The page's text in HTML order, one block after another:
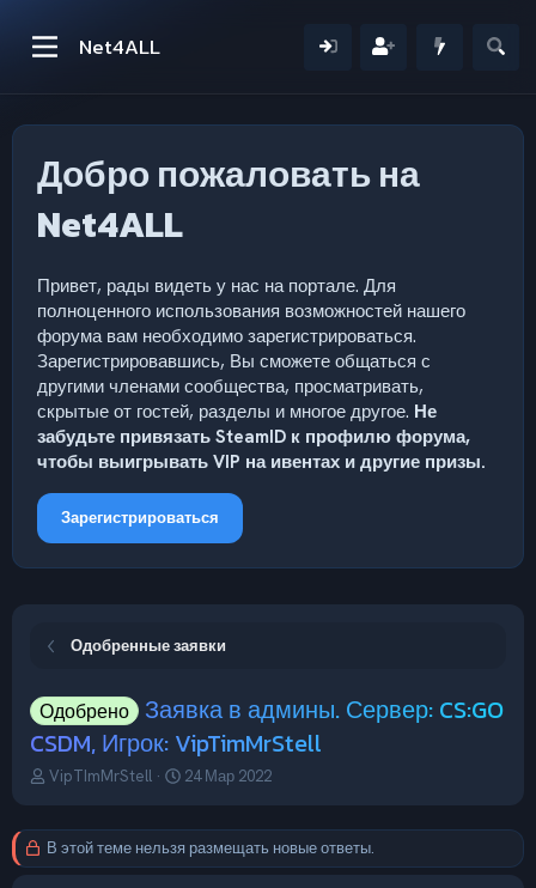
Net4ALL
Добро пожаловать на
Net4ALL
Привет, рады видеть у нас на портале. Для
полноценного использования возможностей нашего
форума вам необходимо зарегистрироваться.
Зарегистрировавшись, Вы сможете общаться с
другими членами сообщества, просматривать,
скрытые от гостей, разделы и многое другое. Не
забудьте привязать SteamID к профилю форума,
чтобы выигрывать VIP на ивентах и другие призы.
Зарегистрироваться
Одобренные заявки
Одобрено Заявка в админы. Сервер: CS:GO
CSDM, Игрок: VipTimMrStell
А
о
VipTImMrStell
Д
н
24 Мар 2022
В этой теме нельзя размещать новые ответы.